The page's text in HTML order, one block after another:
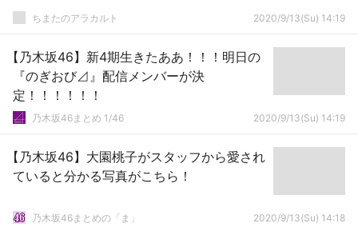
ちまたのアラカルト 2020/9/13(Su) 14:19
【乃木坂46】新4期生きたああ！！！明日の
『のぎおび⊿』配信メンバーが決
定！！！！！！
乃木坂46まとめ 1/46 2020/9/13(Su) 14:19
【乃木坂46】大園桃子がスタッフから愛され
ていると分かる写真がこちら！
乃木坂46まとめの「ま」 2020/9/13(Su) 14:18